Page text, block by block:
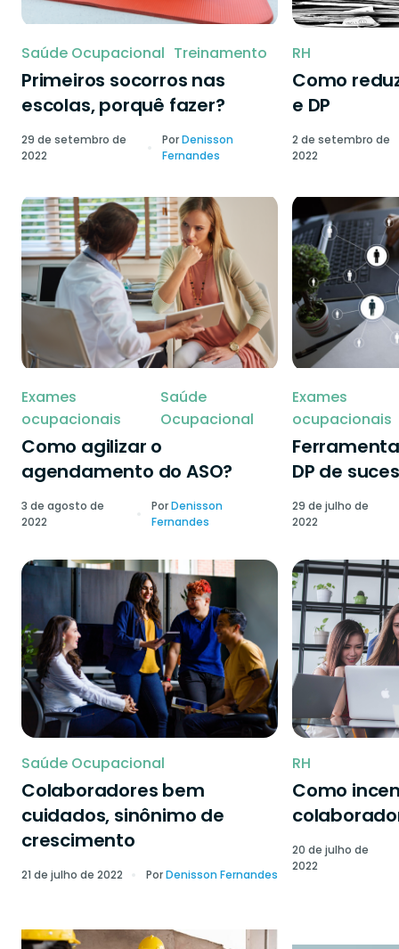
Saúde Ocupacional Treinamento
Primeiros socorros nas
escolas, porquê fazer?
29 de setembro de
2022
PorDenisson
Fernandes
RH
Como
e DP
2 de setembro de
2022
Exames
ocupacionais
Saúde
Ocupacional
Como agilizar o
agendamento do ASO?
3 de agosto de
2022
PorDenisson
Fernandes
Exames
ocupacionais
DP de
29 de julho de
2022
Saúde Ocupacional
Colaboradores bem
cuidados, sinônimo de
crescimento
21 de julho de 2022 PorDenisson Fernandes
RH
Como
20 de julho de
2022